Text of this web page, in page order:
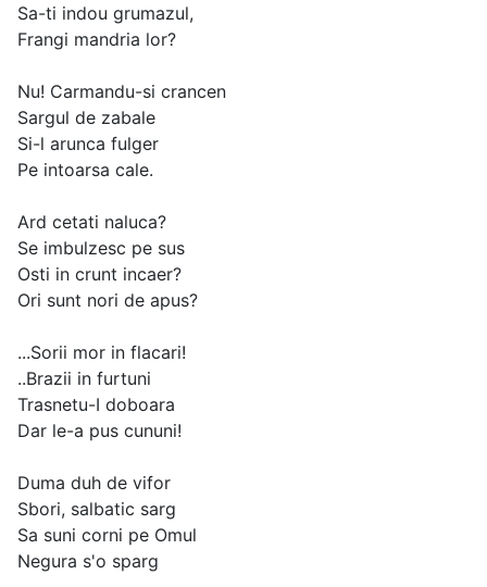
Sa-ti indou grumazul,
Frangi mandria lor?
Nu! Carmandu-si crancen
Sargul de zabale
Si-l arunca fulger
Pe intoarsa cale.
Ard cetati naluca?
Se imbulzesc pe sus
Osti in crunt incaer?
Ori sunt nori de apus?
...Sorii mor in flacari!
..Brazii in furtuni
Trasnetu-I doboara
Dar le-a pus cununi!
Duma duh de vifor
Sbori, salbatic sarg
Sa suni corni pe Omul
Negura s'o sparg